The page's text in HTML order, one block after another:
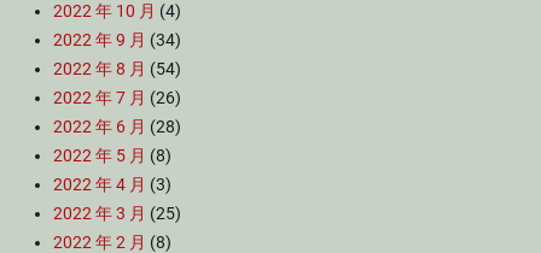
2022 年 10 月 (4)
2022 年 9 月 (34)
2022 年 8 月 (54)
2022 年 7 月 (26)
2022 年 6 月 (28)
2022 年 5 月 (8)
2022 年 4 月 (3)
2022 年 3 月 (25)
2022 年 2 月 (8)